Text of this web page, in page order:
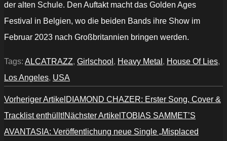
der alten Schule. Den Auftakt macht das Golden Ages
Festival in Belgien, wo die beiden Bands ihre Show im
Februar 2023 nach Großbritannien bringen werden.
Tags: ALCATRAZZ, Girlschool , Heavy Metal , House Of Lies,
Los Angeles, USA
Vorheriger Artikel DIAMOND CHAZER: Erster Song, Cover &
Tracklist enthüllt!Nächster Artikel TOBIAS SAMMET’S
AVANTASIA: Veröffentlichung neue Single „Misplaced